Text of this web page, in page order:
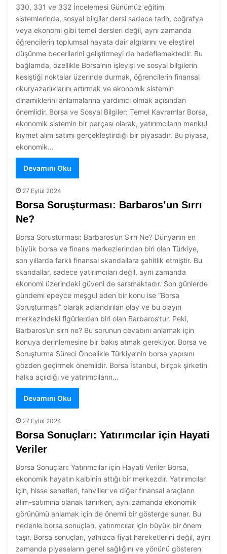
330, 331 ve 332 İncelemesi Günümüz eğitim
sistemlerinde, sosyal bilgiler dersi sadece tarih, coğrafya
veya ekonomi gibi temel dersleri değil, aynı zamanda
öğrencilerin toplumsal hayata dair algılarını ve eleştirel
düşünme becerilerini geliştirmeyi de hedeflemektedir. Bu
bağlamda, özellikle Borsa’nın işleyişi ve sosyal bilgilerin
kesiştiği noktalar üzerinde durmak, öğrencilerin finansal
okuryazarlıklarını artırmak ve ekonomik sistemin
dinamiklerini anlamalarına yardımcı olmak açısından
önemlidir. Borsa ve Sosyal Bilgiler: Temel Kavramlar Borsa,
ekonomik sistemin bir parçası olarak, yatırımcıların menkul
kıymet alım satımı gerçekleştirdiği bir piyasadır. Bu piyasa,
ekonomik…
Devamını Oku
27 Eylül 2024
Borsa Soruşturması: Barbaros’un Sırrı
Ne?
Borsa Soruşturması: Barbaros’un Sırrı Ne? Dünyanın en
büyük borsa ve finans merkezlerinden biri olan Türkiye,
son yıllarda farklı finansal skandallara şahitlik etmiştir. Bu
skandallar, sadece yatırımcıları değil, aynı zamanda
ekonomi üzerindeki güveni de sarsmaktadır. Son günlerde
gündemi epeyce meşgul eden bir konu ise “Borsa
Soruşturması” olarak adlandırılan olay ve bu olayın
merkezindeki figürlerden biri olan Barbaros’tur. Peki,
Barbaros’un sırrı ne? Bu sorunun cevabını anlamak için
konuya derinlemesine bir bakış atmak gerekiyor. Borsa ve
Soruşturma Süreci Öncelikle Türkiye’nin borsa yapısını
gözden geçirmek önemlidir. Borsa İstanbul, birçok şirketin
halka açıldığı ve yatırımcıların…
Devamını Oku
27 Eylül 2024
Borsa Sonuçları: Yatırımcılar için Hayati
Veriler
Borsa Sonuçları: Yatırımcılar için Hayati Veriler Borsa,
ekonomik hayatın kalbinin attığı bir merkezdir. Yatırımcılar
için, hisse senetleri, tahviller ve diğer finansal araçların
alım-satımına olanak tanırken, aynı zamanda ekonomik
görünümü anlamak için de önemli bir gösterge sunar. Bu
nedenle borsa sonuçları, yatırımcılar için büyük bir önem
taşır. Borsa sonuçları, yalnızca fiyat hareketlerini değil, aynı
zamanda piyasaların genel sağlığını ve yönünü gösteren